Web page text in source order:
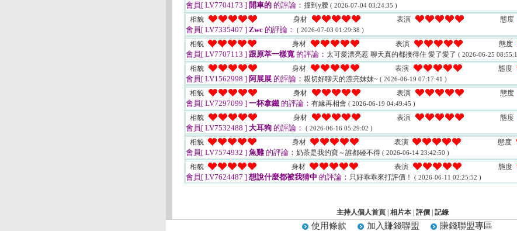
會員[ LV7704173 ] 開車的 的評論： 撞到y腰 ( 2026-07-04 03:24:35 )
相貌 身材 表演 態度
會員[ LV7335407 ] Zwc 的評論： ( 2026-07-03 01:29:38 )
相貌 身材 表演 態度
會員[ LV7707113 ] 跟原萃一樣寬 的評論： 太可愛漂亮惹 聊天真的都接得住 愛了愛了 ( 2026-06-25
相貌 身材 表演 態度
會員[ LV1562998 ] 阿展展 的評論： 親切好聊天的漂亮妹妹~ ( 2026-06-19 07:17:41 )
相貌 身材 表演 態度
會員[ LV7297099 ] 一杯拿鐵 的評論： 有緣再相會 ( 2026-06-19 04:49:45 )
相貌 身材 表演 態度
會員[ LV7532488 ] 大耳狗 的評論： ( 2026-06-16 05:29:02 )
相貌 身材 表演 態度
會員[ LV7574932 ] 魚雞的評論： 奶茶是我的寶～誰都碰不得 ( 2026-06-14 23:42:50 )
相貌 身材 表演 態度
會員[ LV7624487 ] 想說什麼都被我猜中 的評論： 只好乖乖來打評價！ ( 2026-06-11 02:25:52 )
主持人個人首頁 相片本 評價 記錄
使用條款 加入賺錢聯盟 賺錢聯盟專區